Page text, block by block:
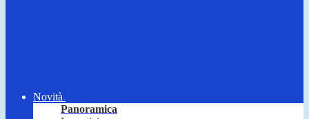
Novità
Panoramica